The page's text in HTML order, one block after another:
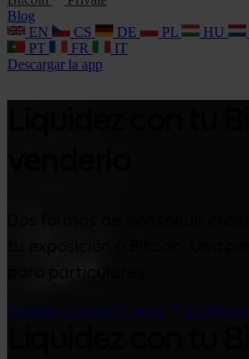
Blog
EN
CS DE PL HU
PT
FR
IT
Descargar la app
Apúntate a la lista de espera Escribir a